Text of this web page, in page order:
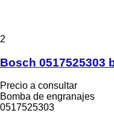
2
Bosch 0517525303
Precio a consultar
Bomba de engranajes
0517525303